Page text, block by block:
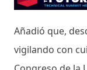
Añadió que,
vigilando con